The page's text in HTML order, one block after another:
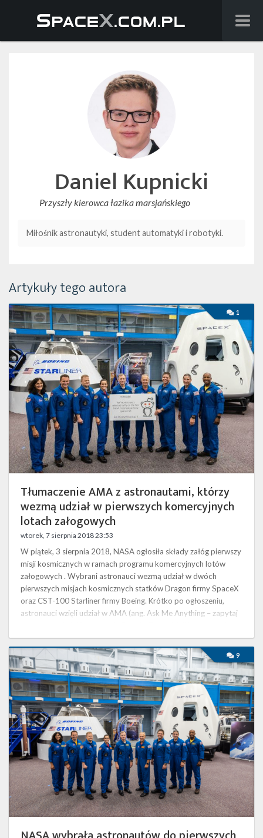
Na żywo
Szukaj
Facebook
Kalendarze
Daniel Kupnicki
Przyszły kierowca łazika marsjańskiego
Miłośnik astronautyki, student automatyki i robotyki.
Artykuły tego autora
Tłumaczenie
AMA
z
astronautami,
którzy
wezmą
udział
w
pierwszych
komercyjnych
lotach
załogowych
1
Tłumaczenie AMA z astronautami, którzy
wezmą udział w pierwszych komercyjnych
lotach załogowych
wtorek, 7 sierpnia 2018 23:53
W piątek, 3 sierpnia 2018, NASA ogłosiła składy załóg pierwszy
misji kosmicznych w ramach programu komercyjnych lotów
załogowych . Wybrani astronauci wezmą udział w dwóch
pierwszych misjach kosmicznych statków Dragon firmy SpaceX
oraz CST-100 Starliner firmy Boeing. Krótko po ogłoszeniu,
astronauci wzięli udział w AMA (ang. Ask Me Anything – zapytaj
ponad 100 pytań internautów. Internauci uzyskali odpowiedzi
na pytania …
NASA
wybrała
astronautów
do
pierwszych
komercyjnych
misji
załogowych
9